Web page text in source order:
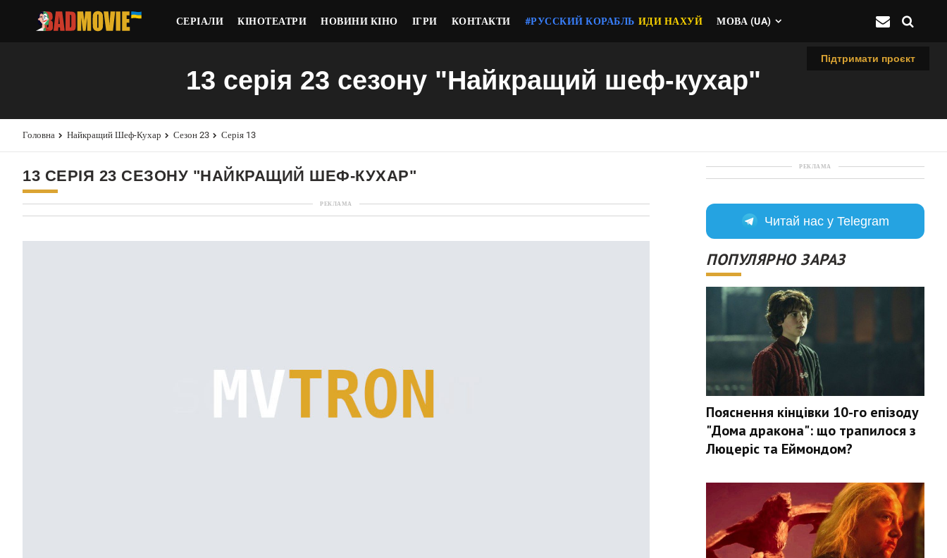
СЕРІАЛИ КІНОТЕАТРИ НОВИНИ КІНО ІГРИ КОНТАКТИ #РУССКИЙ КОРАБЛЬ ИДИ НАХУЙ МОВА (UA)
Підтримати проєкт
13 серія 23 сезону "Найкращий шеф-кухар"
Головна Найкращий Шеф-Кухар Сезон 23 Серія 13
13 СЕРІЯ 23 СЕЗОНУ "НАЙКРАЩИЙ ШЕФ-КУХАР"
РЕКЛАМА
РЕКЛАМА
Читай нас у Telegram
ПОПУЛЯРНО ЗАРАЗ
Пояснення кінцівки 10-го епізоду
"Дома дракона": що трапилося з
Люцеріс та Еймондом?